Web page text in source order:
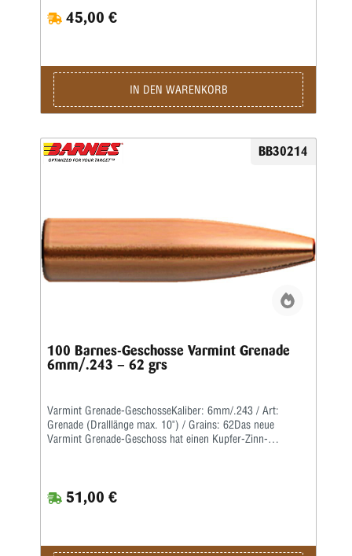
explosionsartig.Dadurch ist es besonders für verlässliches,
zielgenaues Erlegen von kleinem Raubwild auf große
45,00 €
IN DEN WARENKORB
BB30214
100 Barnes-Geschosse Varmint Grenade
6mm/.243 – 62 grs
Varmint Grenade-GeschosseKaliber: 6mm/.243 / Art:
Grenade (Dralllänge max. 10") / Grains: 62Das neue
Varmint Grenade-Geschoss hat einen Kupfer-Zinn-
beim Aufschlag explosionsartig.Dadurch ist es besonders
für verlässliches, zielgenaues Erlegen von kleinem Raubwild
51,00 €